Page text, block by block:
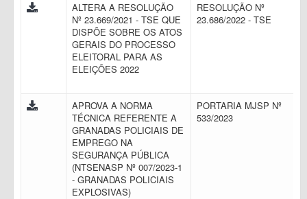
ALTERA A RESOLUÇÃO
Nº 23.669/2021 - TSE QUE
DISPÕE SOBRE OS ATOS
GERAIS DO PROCESSO
ELEITORAL PARA AS
ELEIÇÕES 2022
RESOLUÇÃO Nº
23.686/2022 - TSE
APROVA A NORMA
TÉCNICA REFERENTE A
GRANADAS POLICIAIS DE
EMPREGO NA
SEGURANÇA PÚBLICA
(NTSENASP Nº 007/2023-1
- GRANADAS POLICIAIS
EXPLOSIVAS)
PORTARIA MJSP Nº
533/2023